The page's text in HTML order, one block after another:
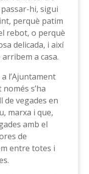
hi, sigui
perquè patim
rebot, o perquè
delicada, i així
a casa.
l’Ajuntament
s’ha
de vegades en
marxa i que,
amb el
de
entre totes i